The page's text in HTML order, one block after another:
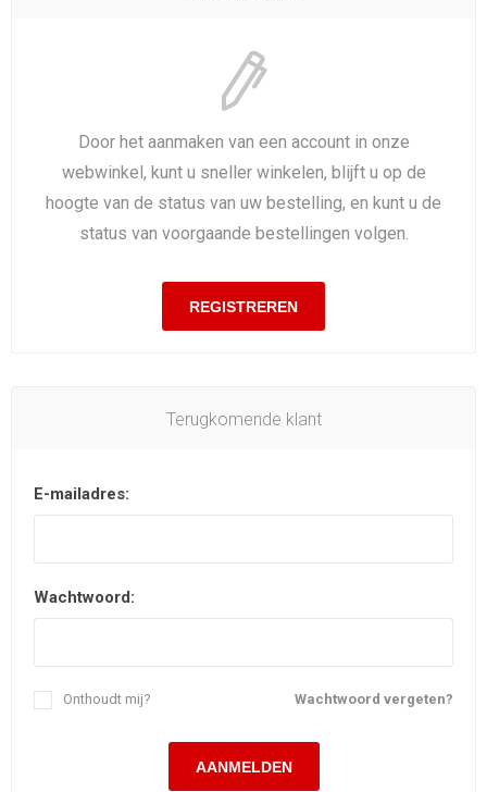
Door het aanmaken van een account in onze
webwinkel, kunt u sneller winkelen, blijft u op de
hoogte van de status van uw bestelling, en kunt u de
status van voorgaande bestellingen volgen.
Terugkomende klant
E-mailadres:
Wachtwoord:
Wachtwoord vergeten?
Onthoudt mij?